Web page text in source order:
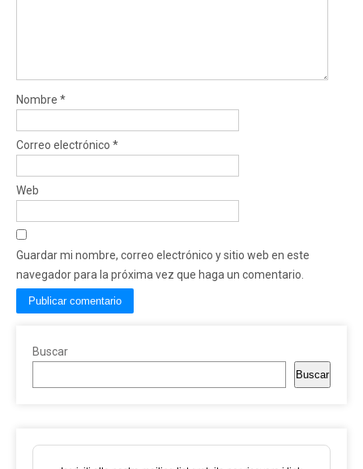
Nombre *
Correo electrónico *
Web
Guardar mi nombre, correo electrónico y sitio web en este
navegador para la próxima vez que haga un comentario.
Buscar
Buscar